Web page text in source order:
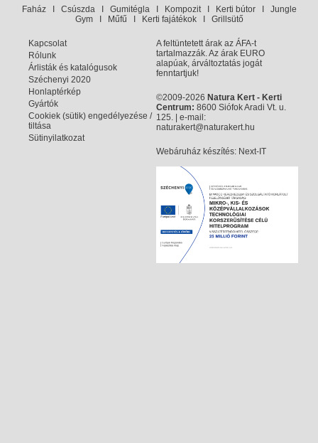
FaházI CsúszdaI GumitéglaI KompozitI Kerti bútorI Jungle
GymI Műfű Kerti fajátékokI Grillsütő
Kapcsolat
Rólunk
Árlisták és katalógusok
Széchenyi 2020
Honlaptérkép
Gyártók
Cookiek (sütik) engedélyezése /
tiltása
Sütinyilatkozat
A feltüntetett árak az ÁFA-t
tartalmazzák. Az árak EURO
alapúak, árváltoztatás jogát
fenntartjuk!
©2009-2026 Natura Kert - Kerti
Centrum: 8600 Siófok Aradi Vt. u.
125. | e-mail:
naturakert@naturakert.hu
Webáruház készítés: Next-IT